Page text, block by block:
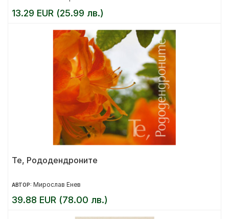
13.29 EUR (25.99 лв.)
Те, Рододендроните
АВТОР: Мирослав Енев
39.88 EUR (78.00 лв.)